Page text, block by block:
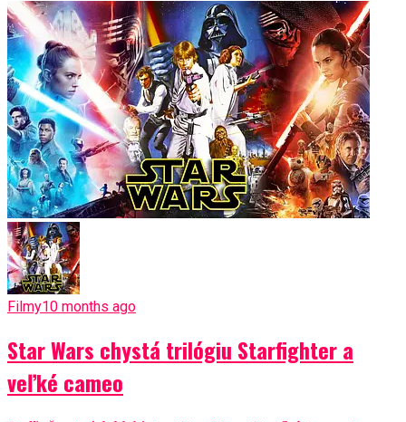
Filmy10 months ago
Star Wars chystá trilógiu Starfighter a
veľké cameo